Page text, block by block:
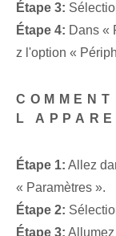
Étape 3:
Étape 4: Dans «
z l'option «
L
Étape 1: Allez
« Paramètres ».
Étape 2:
Étape 3: